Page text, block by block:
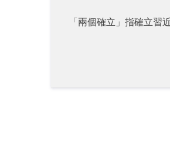
「兩個確立」指確立習